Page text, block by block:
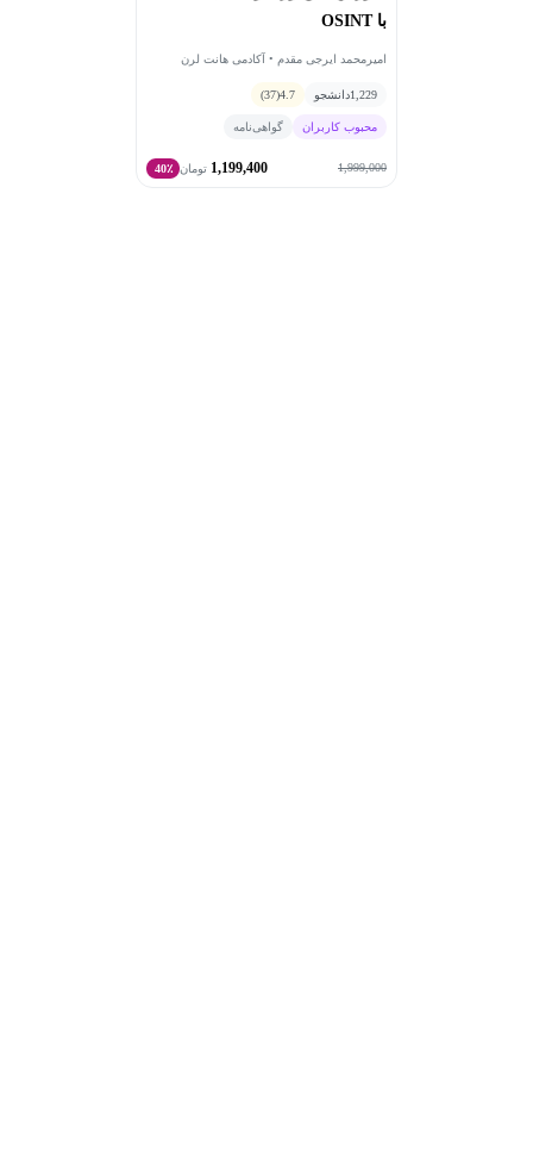
با OSINT
امیرمحمد ایرجی مقدم • آکادمی هانت لرن
1,229دانشجو 4.7
(37)
محبوب کاربران گواهی‌نامه
1,999,000
1,199,400 تومان 40٪